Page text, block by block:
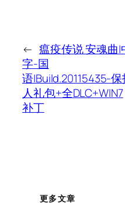
← 瘟疫传说 安魂曲|
字-国
语|Build.20115435-
人礼包+全DLC+WIN7
补丁
更多文章